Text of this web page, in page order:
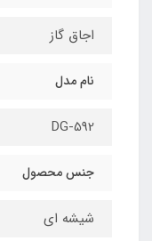
اجاق گاز
نام مدل
DG-592
جنس محصول
شیشه ای